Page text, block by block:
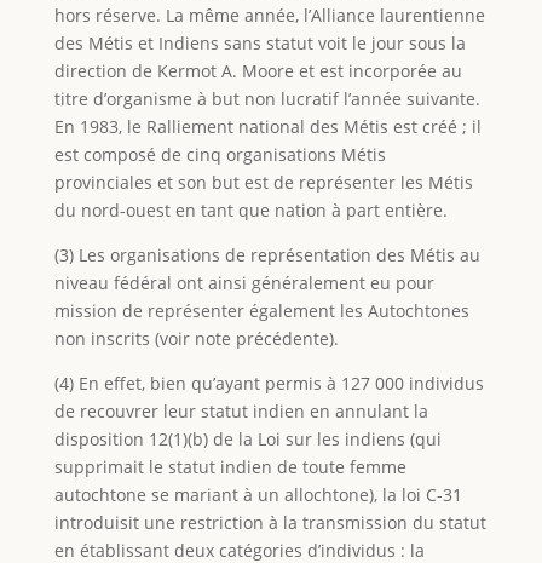
hors réserve. La même année, l’Alliance laurentienne
des Métis et Indiens sans statut voit le jour sous la
direction de Kermot A. Moore et est incorporée au
titre d’organisme à but non lucratif l’année suivante.
En 1983, le Ralliement national des Métis est créé ; il
est composé de cinq organisations Métis
provinciales et son but est de représenter les Métis
du nord-ouest en tant que nation à part entière.
(3) Les organisations de représentation des Métis au
niveau fédéral ont ainsi généralement eu pour
mission de représenter également les Autochtones
non inscrits (voir note précédente).
(4) En effet, bien qu’ayant permis à 127 000 individus
de recouvrer leur statut indien en annulant la
disposition 12(1)(b) de la Loi sur les indiens (qui
supprimait le statut indien de toute femme
autochtone se mariant à un allochtone), la loi C-31
introduisit une restriction à la transmission du statut
en établissant deux catégories d’individus : la